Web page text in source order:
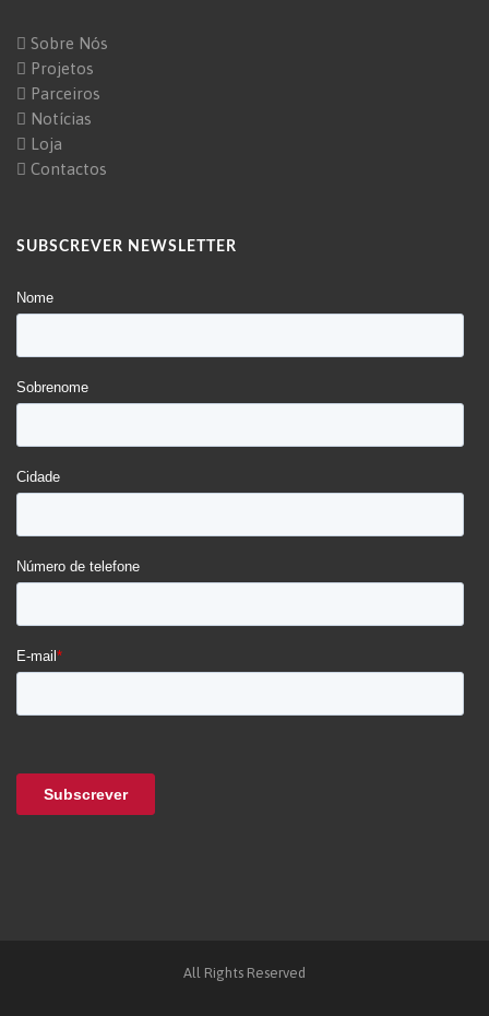
Sobre Nós
Projetos
Parceiros
Notícias
Loja
Contactos
SUBSCREVER NEWSLETTER
All Rights Reserved